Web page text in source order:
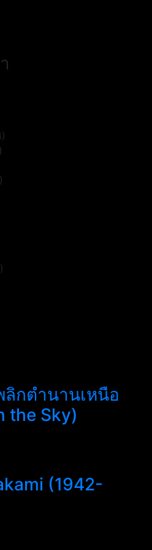
กตำนานเหนือ
the Sky)
(1942-